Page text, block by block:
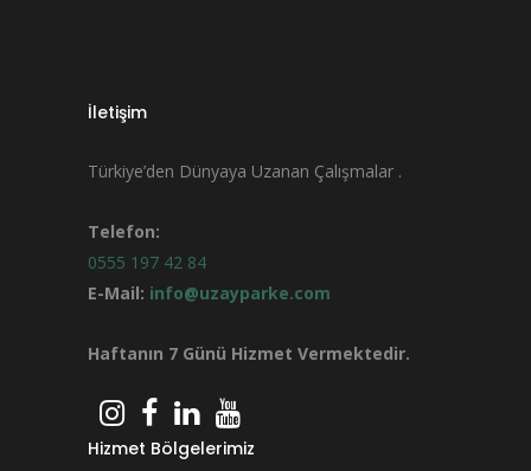
İletişim
Türkiye’den Dünyaya Uzanan Çalışmalar .
Telefon:
0555 197 42 84
E-Mail: info@uzayparke.com
Haftanın 7 Günü Hizmet Vermektedir.
Hizmet Bölgelerimiz